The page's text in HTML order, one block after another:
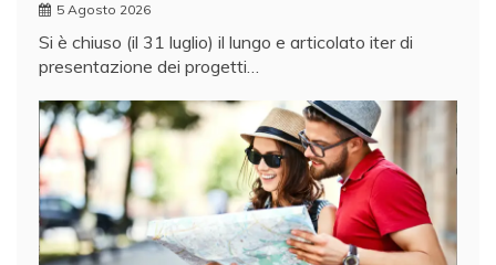
5 Agosto 2026
Si è chiuso (il 31 luglio) il lungo e articolato iter di
presentazione dei progetti…